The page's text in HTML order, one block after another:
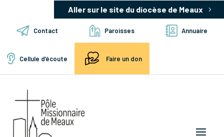
Aller sur le site du diocèse de Meaux
Contact Paroisses Annuaire
Cellule d’écoute Faire un don